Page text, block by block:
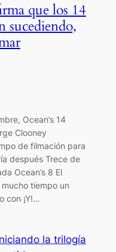
que los 14
sucediendo,
Ocean’s 14
Clooney
de filmación para
después Trece de
Ocean’s 8 El
tiempo un
con ¡Y!…